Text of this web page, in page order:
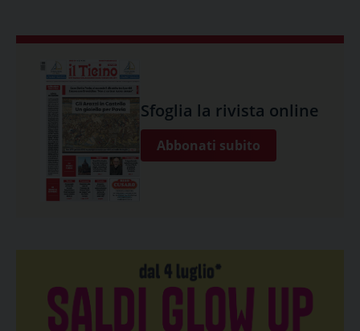
Sfoglia la rivista online
Abbonati subito